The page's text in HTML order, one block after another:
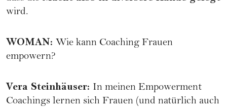
wird.
WOMAN: Wie kann Coaching Frauen
empowern?
Vera Steinhäuser: In meinen Empowerment
Coachings lernen sich Frauen (und natürlich auch